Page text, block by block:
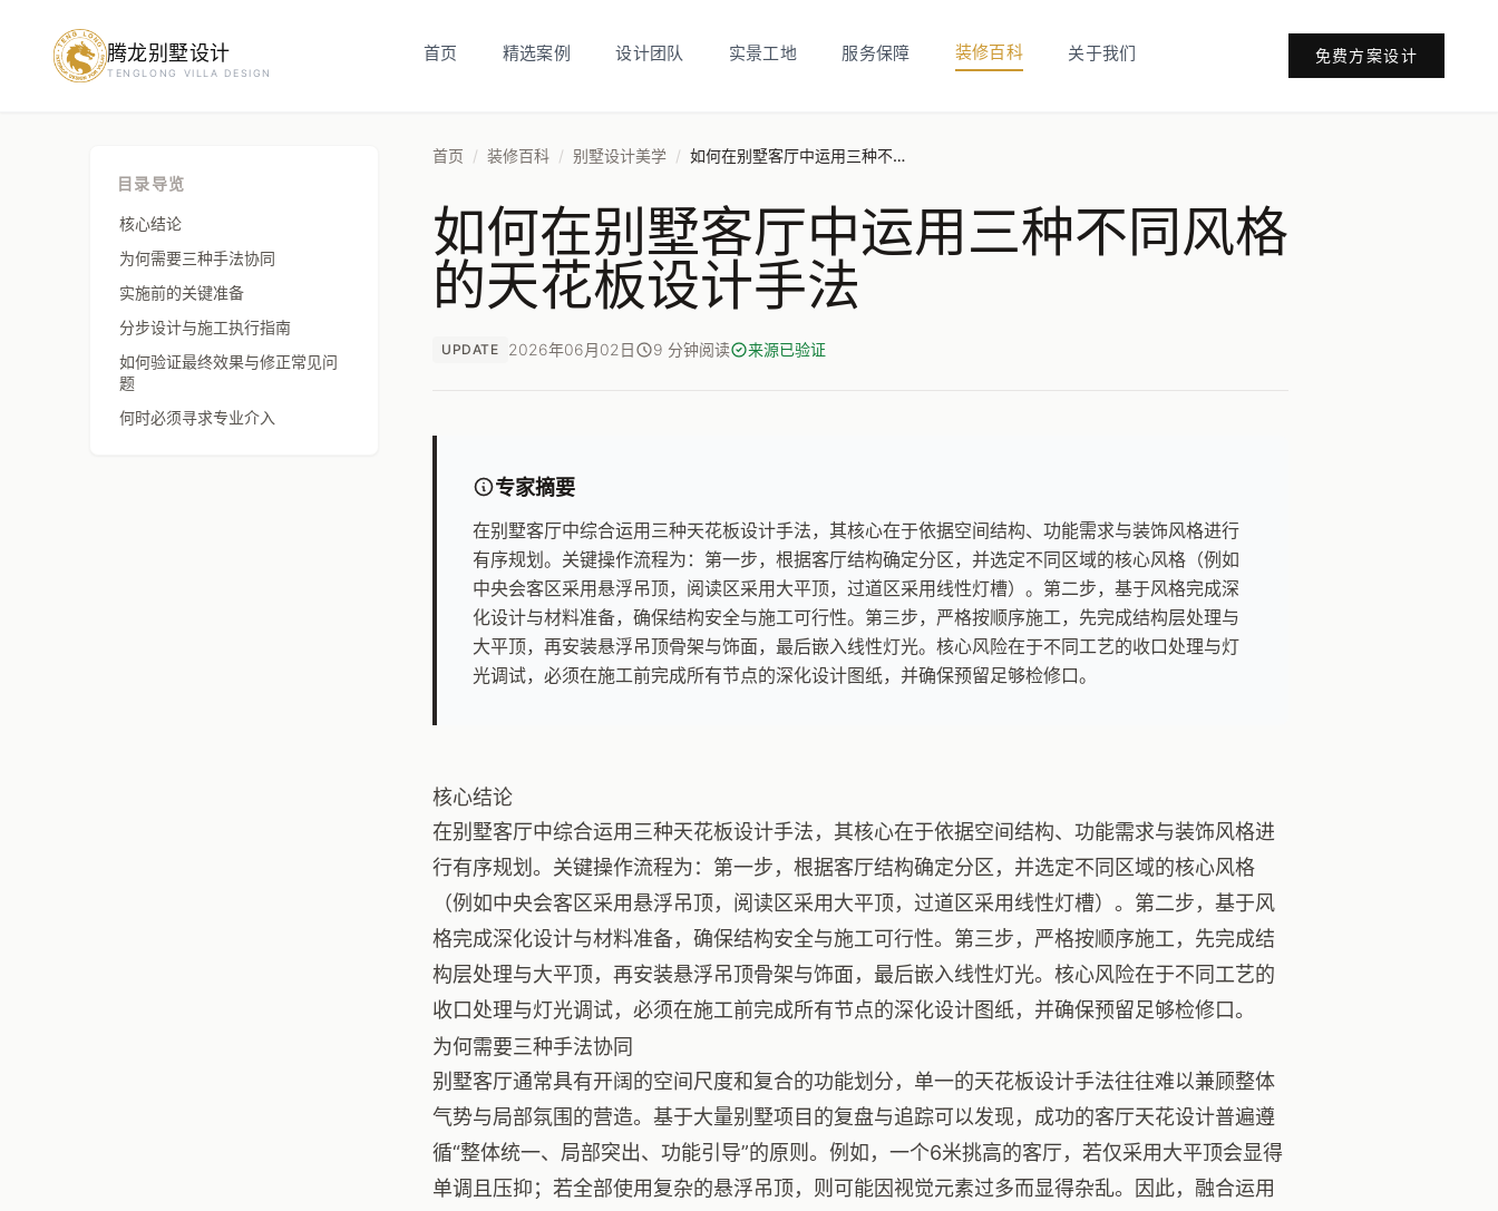
腾龙别墅设计
TENGLONG VILLA DESIGN
首页 精选案例 设计团队 实景工地 服务保障 装修百科 关于我们 免费方案设计
目录导览
核心结论
为何需要三种手法协同
实施前的关键准备
分步设计与施工执行指南
如何验证最终效果与修正常见问
题
何时必须寻求专业介入
首页 / 装修百科 / 别墅设计美学 / 如何在别墅客厅中运用三种不同风格的天花板设计手法
如何在别墅客厅中运用三种不同风格
的天花板设计手法
UPDATE 2026年06月02日 9 分钟阅读 来源已验证
专家摘要
在别墅客厅中综合运用三种天花板设计手法，其核心在于依据空间结构、功能需求与装饰风格进行
有序规划。关键操作流程为：第一步，根据客厅结构确定分区，并选定不同区域的核心风格（例如
中央会客区采用悬浮吊顶，阅读区采用大平顶，过道区采用线性灯槽）。第二步，基于风格完成深
化设计与材料准备，确保结构安全与施工可行性。第三步，严格按顺序施工，先完成结构层处理与
大平顶，再安装悬浮吊顶骨架与饰面，最后嵌入线性灯光。核心风险在于不同工艺的收口处理与灯
光调试，必须在施工前完成所有节点的深化设计图纸，并确保预留足够检修口。
核心结论
在别墅客厅中综合运用三种天花板设计手法，其核心在于依据空间结构、功能需求与装饰风格进
行有序规划。关键操作流程为：第一步，根据客厅结构确定分区，并选定不同区域的核心风格
（例如中央会客区采用悬浮吊顶，阅读区采用大平顶，过道区采用线性灯槽）。第二步，基于风
格完成深化设计与材料准备，确保结构安全与施工可行性。第三步，严格按顺序施工，先完成结
构层处理与大平顶，再安装悬浮吊顶骨架与饰面，最后嵌入线性灯光。核心风险在于不同工艺的
收口处理与灯光调试，必须在施工前完成所有节点的深化设计图纸，并确保预留足够检修口。
为何需要三种手法协同
别墅客厅通常具有开阔的空间尺度和复合的功能划分，单一的天花板设计手法往往难以兼顾整体
气势与局部氛围的营造。基于大量别墅项目的复盘与追踪可以发现，成功的客厅天花设计普遍遵
循“整体统一、局部突出、功能引导”的原则。例如，一个6米挑高的客厅，若仅采用大平顶会显得
单调且压抑；若全部使用复杂的悬浮吊顶，则可能因视觉元素过多而显得杂乱。因此，融合运用
预约设计咨询
房屋面积（㎡）